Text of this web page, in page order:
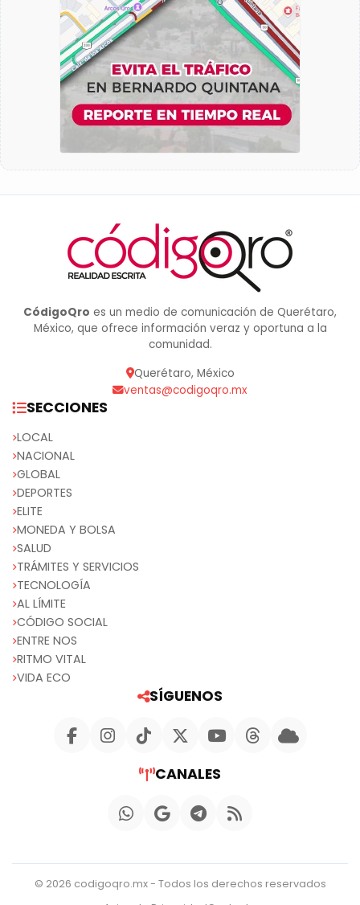
CódigoQro es un medio de comunicación de Querétaro,
México, que ofrece información veraz y oportuna a la
comunidad.
Querétaro, México
ventas@codigoqro.mx
SECCIONES
LOCAL
NACIONAL
GLOBAL
DEPORTES
ELITE
MONEDA Y BOLSA
SALUD
TRÁMITES Y SERVICIOS
TECNOLOGÍA
AL LÍMITE
CÓDIGO SOCIAL
ENTRE NOS
RITMO VITAL
VIDA ECO
SÍGUENOS
CANALES
© 2026 codigoqro.mx - Todos los derechos reservados